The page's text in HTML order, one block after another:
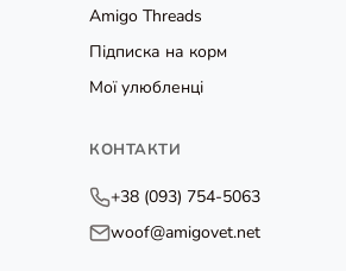
Amigo Threads
Підписка на корм
Мої улюбленці
КОНТАКТИ
+38 (093) 754-5063
woof@amigovet.net